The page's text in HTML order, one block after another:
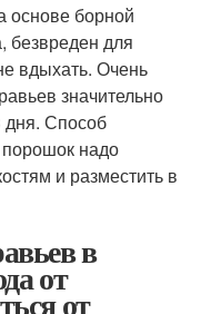
основе борной
безвреден для
вдыхать. Очень
значительно
дня. Способ
надо
и разместить в
в
от
от